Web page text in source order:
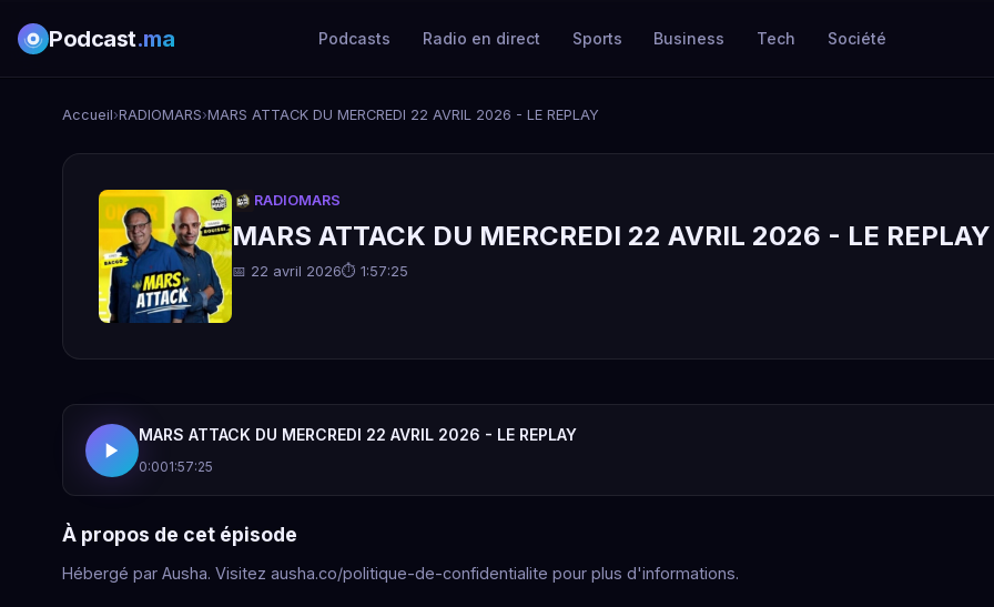
Podcast.ma Podcasts Radio en direct Sports Business Tech Société
Accueil›RADIOMARS›MARS ATTACK DU MERCREDI 22 AVRIL 2026 - LE REPLAY
RADIOMARS
MARS ATTACK DU MERCREDI 22 AVRIL 2026 - LE REPLAY
📅 22 avril 2026⏱ 1:57:25
MARS ATTACK DU MERCREDI 22 AVRIL 2026 - LE REPLAY
0:001:57:25
À propos de cet épisode
Hébergé par Ausha. Visitez ausha.co/politique-de-confidentialite pour plus d'informations.